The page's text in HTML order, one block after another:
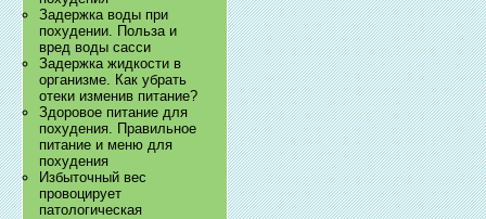
Задержка воды при
похудении. Польза и
вред воды сасси
Задержка жидкости в
организме. Как убрать
отеки изменив питание?
Здоровое питание для
похудения. Правильное
питание и меню для
похудения
Избыточный вес
провоцирует
патологическая